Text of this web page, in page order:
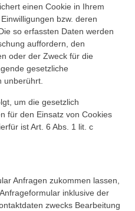
einen Cookie in Ihrem
bzw. deren
so erfassten Daten werden
auffordern, den
oder der Zweck für die
gesetzliche
unberührt.
um die gesetzlich
für den Einsatz von Cookies
ist Art. 6 Abs. 1 lit. c
Anfragen zukommen lassen,
inklusive der
zwecks Bearbeitung